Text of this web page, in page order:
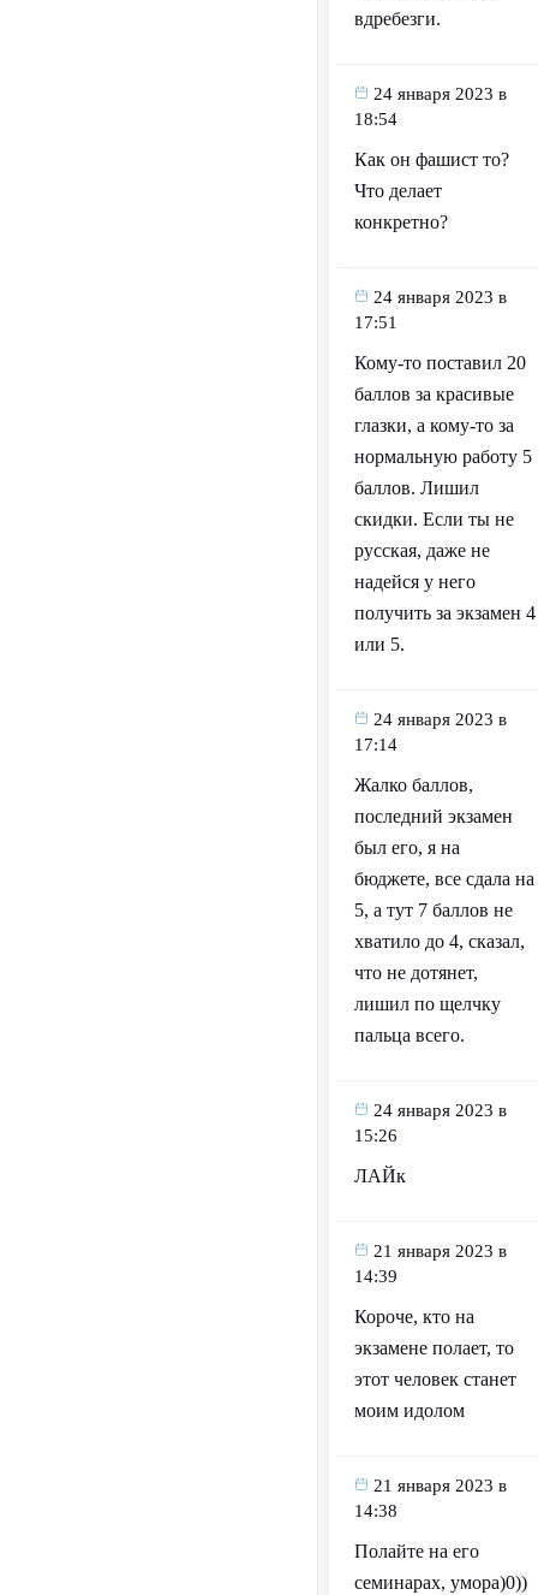
вдребезги.
24 января 2023 в
18:54
Как он фашист то?
Что делает
конкретно?
24 января 2023 в
17:51
Кому-то поставил 20
баллов за красивые
глазки, а кому-то за
нормальную работу 5
баллов. Лишил
скидки. Если ты не
русская, даже не
надейся у него
получить за экзамен 4
или 5.
24 января 2023 в
17:14
Жалко баллов,
последний экзамен
был его, я на
бюджете, все сдала на
5, а тут 7 баллов не
хватило до 4, сказал,
что не дотянет,
лишил по щелчку
пальца всего.
24 января 2023 в
15:26
ЛАЙк
21 января 2023 в
14:39
Короче, кто на
экзамене полает, то
этот человек станет
моим идолом
21 января 2023 в
14:38
Полайте на его
семинарах, умора)0))